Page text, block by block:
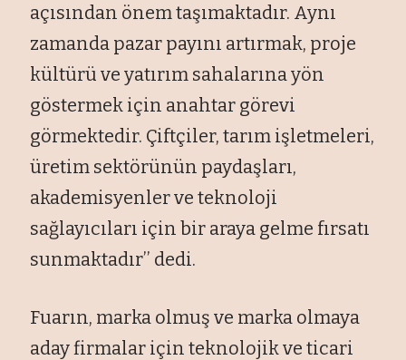
açısından önem taşımaktadır. Aynı
zamanda pazar payını artırmak, proje
kültürü ve yatırım sahalarına yön
göstermek için anahtar görevi
görmektedir. Çiftçiler, tarım işletmeleri,
üretim sektörünün paydaşları,
akademisyenler ve teknoloji
sağlayıcıları için bir araya gelme fırsatı
sunmaktadır’’ dedi.
Fuarın, marka olmuş ve marka olmaya
aday firmalar için teknolojik ve ticari